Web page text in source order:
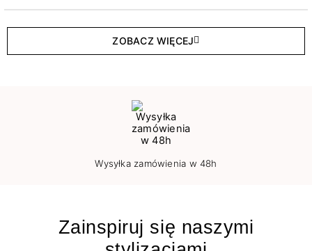
ZOBACZ WIĘCEJ
Wysyłka zamówienia w 48h
Zainspiruj się naszymi